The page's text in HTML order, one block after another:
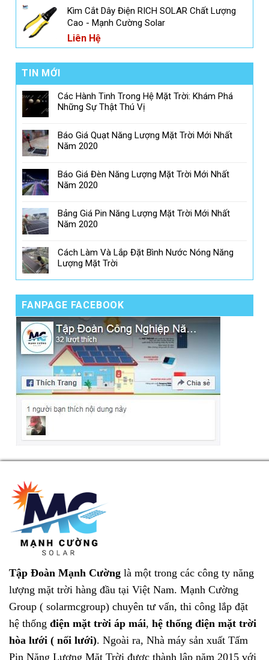
Kìm Cắt Dây Điện RICH SOLAR Chất Lượng
Cao - Mạnh Cường Solar
Liên Hệ
TIN MỚI
Các Hành Tinh Trong Hệ Mặt Trời: Khám Phá
Những Sự Thật Thú Vị
Báo Giá Quạt Năng Lượng Mặt Trời Mới Nhất
Năm 2020
Báo Giá Đèn Năng Lượng Mặt Trời Mới Nhất
Năm 2020
Bảng Giá Pin Năng Lượng Mặt Trời Mới Nhất
Năm 2020
Cách Làm Và Lắp Đặt Bình Nước Nóng Năng
Lượng Mặt Trời
FANPAGE FACEBOOK
Tập Đoàn Mạnh Cường là một trong các công ty năng
lượng mặt trời hàng đầu tại Việt Nam. Mạnh Cường
Group ( solarmcgroup) chuyên tư vấn, thi công lắp đặt
hệ thống điện mặt trời áp mái, hệ thống điện mặt trời
hòa lưới ( nối lưới). Ngoài ra, Nhà máy sản xuất Tấm
Pin Năng Lượng Mặt Trời được thành lập năm 2015 với